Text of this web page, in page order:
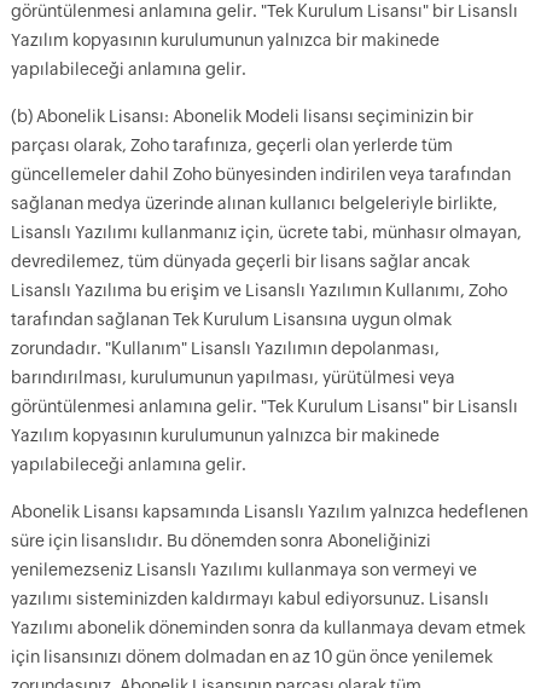
görüntülenmesi anlamına gelir. "Tek Kurulum Lisansı" bir Lisanslı
Yazılım kopyasının kurulumunun yalnızca bir makinede
yapılabileceği anlamına gelir.
(b) Abonelik Lisansı: Abonelik Modeli lisansı seçiminizin bir
parçası olarak, Zoho tarafınıza, geçerli olan yerlerde tüm
güncellemeler dahil Zoho bünyesinden indirilen veya tarafından
sağlanan medya üzerinde alınan kullanıcı belgeleriyle birlikte,
Lisanslı Yazılımı kullanmanız için, ücrete tabi, münhasır olmayan,
devredilemez, tüm dünyada geçerli bir lisans sağlar ancak
Lisanslı Yazılıma bu erişim ve Lisanslı Yazılımın Kullanımı, Zoho
tarafından sağlanan Tek Kurulum Lisansına uygun olmak
zorundadır. "Kullanım" Lisanslı Yazılımın depolanması,
barındırılması, kurulumunun yapılması, yürütülmesi veya
görüntülenmesi anlamına gelir. "Tek Kurulum Lisansı" bir Lisanslı
Yazılım kopyasının kurulumunun yalnızca bir makinede
yapılabileceği anlamına gelir.
Abonelik Lisansı kapsamında Lisanslı Yazılım yalnızca hedeflenen
süre için lisanslıdır. Bu dönemden sonra Aboneliğinizi
yenilemezseniz Lisanslı Yazılımı kullanmaya son vermeyi ve
yazılımı sisteminizden kaldırmayı kabul ediyorsunuz. Lisanslı
Yazılımı abonelik döneminden sonra da kullanmaya devam etmek
için lisansınızı dönem dolmadan en az 10 gün önce yenilemek